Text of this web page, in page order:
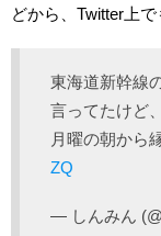
どから、Twitter上
東海道新幹線
言ってたけど
月曜の朝から
ZQ
— しんみん